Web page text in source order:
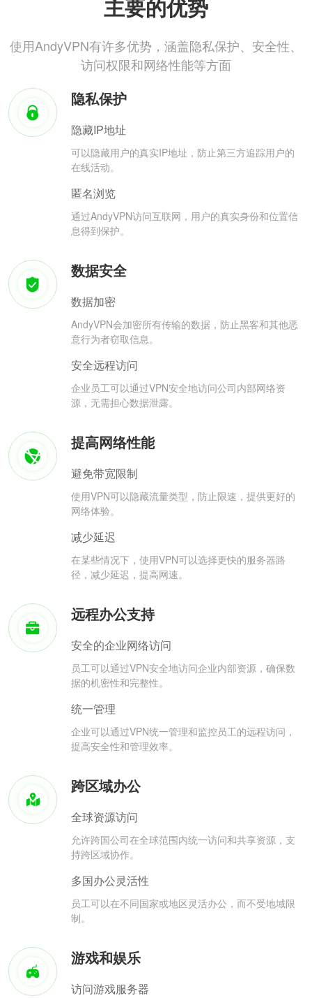
主要的优势
使用AndyVPN有许多优势，涵盖隐私保护、安全性、
访问权限和网络性能等方面
隐私保护
隐藏IP地址
可以隐藏用户的真实IP地址，防止第三方追踪用户的
在线活动。
匿名浏览
通过AndyVPN访问互联网，用户的真实身份和位置信
息得到保护。
数据安全
数据加密
AndyVPN会加密所有传输的数据，防止黑客和其他恶
意行为者窃取信息。
安全远程访问
企业员工可以通过VPN安全地访问公司内部网络资
源，无需担心数据泄露。
提高网络性能
避免带宽限制
使用VPN可以隐藏流量类型，防止限速，提供更好的
网络体验。
减少延迟
在某些情况下，使用VPN可以选择更快的服务器路
径，减少延迟，提高网速。
远程办公支持
安全的企业网络访问
员工可以通过VPN安全地访问企业内部资源，确保数
据的机密性和完整性。
统一管理
企业可以通过VPN统一管理和监控员工的远程访问，
提高安全性和管理效率。
跨区域办公
全球资源访问
允许跨国公司在全球范围内统一访问和共享资源，支
持跨区域协作。
多国办公灵活性
员工可以在不同国家或地区灵活办公，而不受地域限
制。
游戏和娱乐
访问游戏服务器